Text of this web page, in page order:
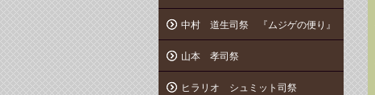
中村 道生司祭 『ムジゲの便り』
山本 孝司祭
ヒラリオ シュミット司祭